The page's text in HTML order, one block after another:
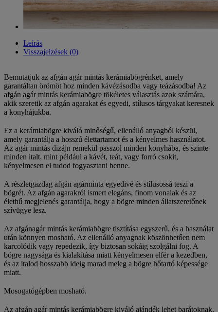
Leírás
Visszajelzések (0)
Bemutatjuk az afgán agár mintás kerámiabögrénket, amely
garantáltan örömöt hoz minden kávézásodba vagy teázásodba! Az
afgán agár mintás kerámiabögre tökéletes választás azok számára,
akik szeretik az afgán agarakat és egyedi, stílusos tárgyakat keresnek
a konyhájukba.
Ez a kerámiabögre kiváló minőségű, ellenálló anyagból készül,
amely garantálja a hosszú élettartamot és a kényelmes használatot.
Az agár mintás dizájn remekül passzol minden konyhába, és szinte
minden italt, mint például a kávét, teát, vagy forró csokit,
kényelmesen el tudod fogyasztani benne.
A részletgazdag afgán agárminta egyedivé és stílusossá teszi a
bögrét. Az afgán agarakról ismert elegáns, finom vonalak és az
élethű megjelenés garantálja, hogy a bögre minden állatszeretőnek
szívügye lesz.
Az afgánagár mintás kerámiabögre tisztítása egyszerű, és a használat
után könnyen mosható. Az ellenálló anyagnak köszönhetően nem
karcolódik vagy repedezik, így biztosan sokáig szolgálni fog. A
bögre nagysága és kialakítása miatt kényelmesen elfér a kezedben,
és az italod hosszabb ideig marad meleg a bögre hőtartó képessége
miatt.
Mosogatógépben mosható.
Az afgán agár mintás kerámiabögre kiváló ajándék lehet barátoknak,